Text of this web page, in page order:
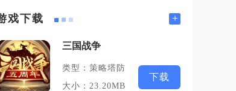
戏下载 +
三国战争
类型：策略塔防
大小：23.20MB
下载